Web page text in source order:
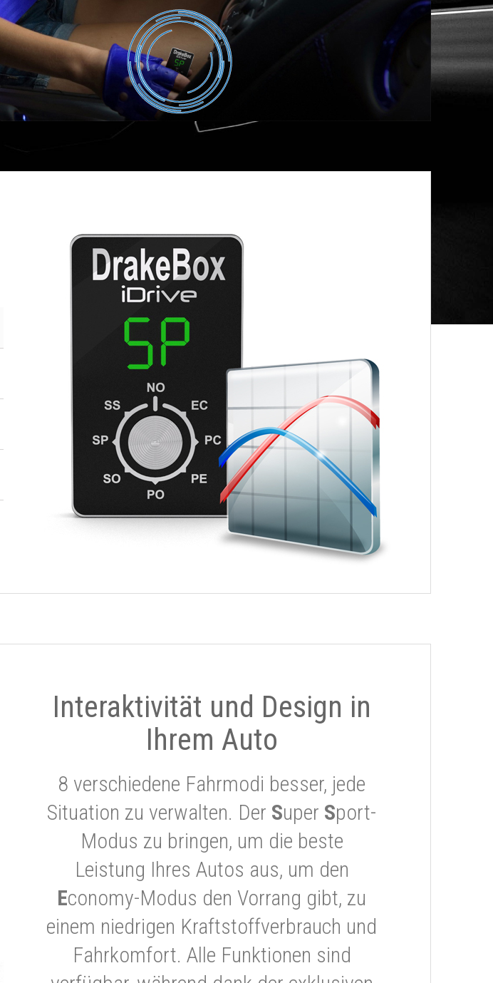
Interaktivität und Design in
Ihrem Auto
8 verschiedene Fahrmodi besser, jede
Situation zu verwalten. Der Super Sport-
Modus zu bringen, um die beste
Leistung Ihres Autos aus, um den
Economy-Modus den Vorrang gibt, zu
einem niedrigen Kraftstoffverbrauch und
Fahrkomfort. Alle Funktionen sind